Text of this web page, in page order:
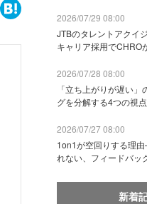
2026/07/29 08:00
JTBのタレントアクイ
キャリア採用でCHRO
2026/07/28 08:00
「立ち上がりが遅い
グを分解する4つの視点
2026/07/27 08:00
1on1が空回りする理
れない、フィードバッ
新着